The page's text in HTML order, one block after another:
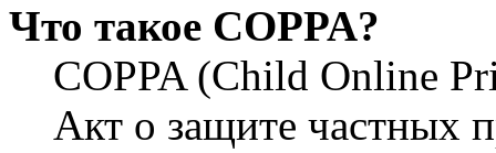
Что такое COPPA?
COPPA (Child Online
Акт о защите частных